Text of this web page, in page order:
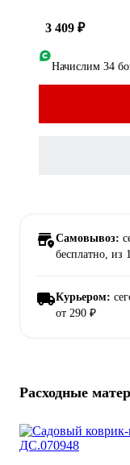
3 409 ₽
Начислим 34
Самовывоз:
бесплатно, из
Курьером:
от 290 ₽
Расходные